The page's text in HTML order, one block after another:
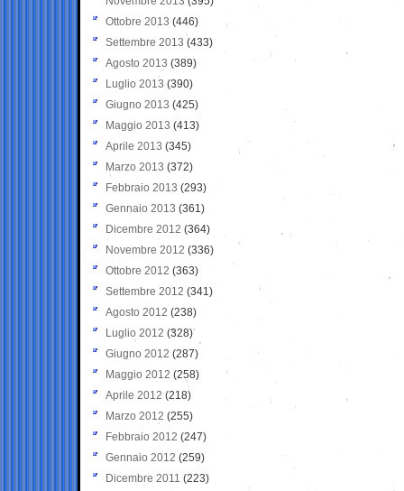
Ottobre 2013 (446)
Settembre 2013 (433)
Agosto 2013 (389)
Luglio 2013 (390)
Giugno 2013 (425)
Maggio 2013 (413)
Aprile 2013 (345)
Marzo 2013 (372)
Febbraio 2013 (293)
Gennaio 2013 (361)
Dicembre 2012 (364)
Novembre 2012 (336)
Ottobre 2012 (363)
Settembre 2012 (341)
Agosto 2012 (238)
Luglio 2012 (328)
Giugno 2012 (287)
Maggio 2012 (258)
Aprile 2012 (218)
Marzo 2012 (255)
Febbraio 2012 (247)
Gennaio 2012 (259)
Dicembre 2011 (223)